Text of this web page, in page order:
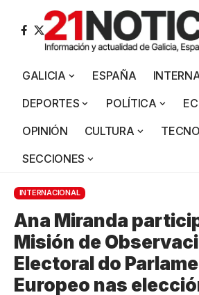
GALICIA ESPAÑA
DEPORTES
POLÍTICA
OPINIÓN
CULTURA
SECCIONES
INTERNACIONAL
Ana Miranda
Misión de
Electoral do
Europeo nas